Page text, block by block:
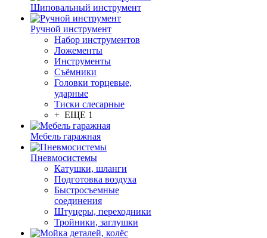
Шиповальный инструмент
Ручной инструмент
Набор инструментов
Ложементы
Инструменты
Съёмники
Головки торцевые,
ударные
Тиски слесарные
+ ЕЩЕ 1
Мебель гаражная
Пневмосистемы
Катушки, шланги
Подготовка воздуха
Быстросъемные
соединения
Штуцеры, переходники
Тройники, заглушки